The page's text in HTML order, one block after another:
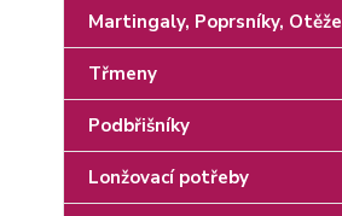
Martingaly, Poprsníky, Otěže
Třmeny
Podbřišníky
Lonžovací potřeby